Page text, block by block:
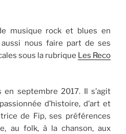
musique rock et blues en
nous faire part de ses
sous la rubrique Les Reco
en septembre 2017. Il s’agit
d’histoire, d’art et
de Fip, ses préférences
au folk, à la chanson, aux